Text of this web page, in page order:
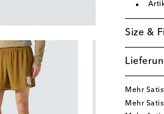
Size &
Mehr
Mehr